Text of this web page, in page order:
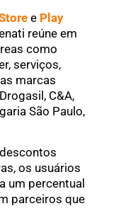
e Play
reúne em
como
serviços,
marcas
C&A,
São Paulo,
os usuários
um percentual
parceiros que